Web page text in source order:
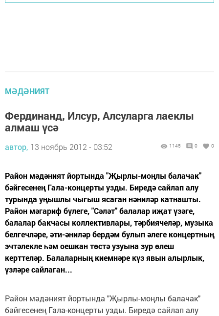
МӘДӘНИЯТ
Фердинанд, Илсур, Алсуларга лаеклы
алмаш үсә
автор, 13 ноябрь 2012 - 03:52 1145 0 0
Район мәдәният йортында "Җырлы-моңлы балачак"
бәйгесенең Гала-концерты узды. Биредә сайлап алу
турында уңышлы чыгыш ясаган нәниләр катнашты.
Район мәгариф бүлеге, "Сәләт" балалар иҗат үзәге,
балалар бакчасы коллективлары, тәрбиячеләр, музыка
белгечләре, әти-әниләр бердәм булып әлеге концертның
эчтәлекле һәм оешкан төстә узуына зур өлеш
керттеләр. Балаларның киемнәре күз явын алырлык,
үзләре сайлаган...
Район мәдәният йортында "Җырлы-моңлы балачак"
бәйгесенең Гала-концерты узды. Биредә сайлап алу